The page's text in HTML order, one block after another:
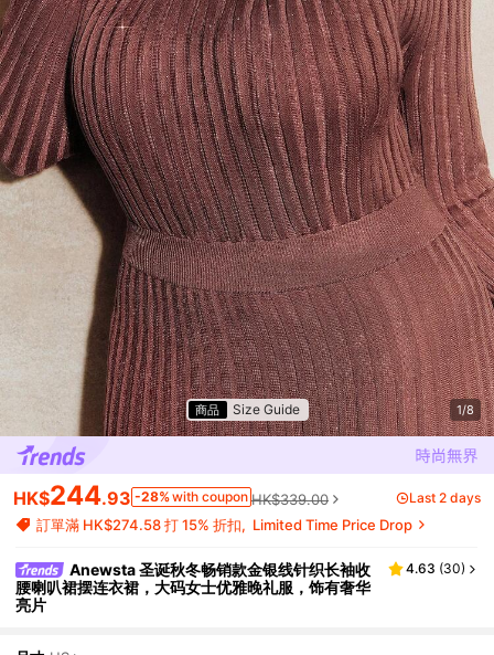
商品 Size Guide 1/8
HK$244.93 -28%with coupon HK$339.00 Last 2 days
訂單滿 HK$274.58 打 15% 折扣 Limited Time Price Drop
Anewsta 圣诞秋冬畅销款金银线针织长袖收
腰喇叭裙摆连衣裙，大码女士优雅晚礼服，饰有奢华
亮片
4.63 (30)